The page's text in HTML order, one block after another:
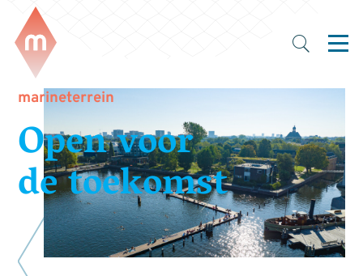
marineterrein
Open voor
de toekomst